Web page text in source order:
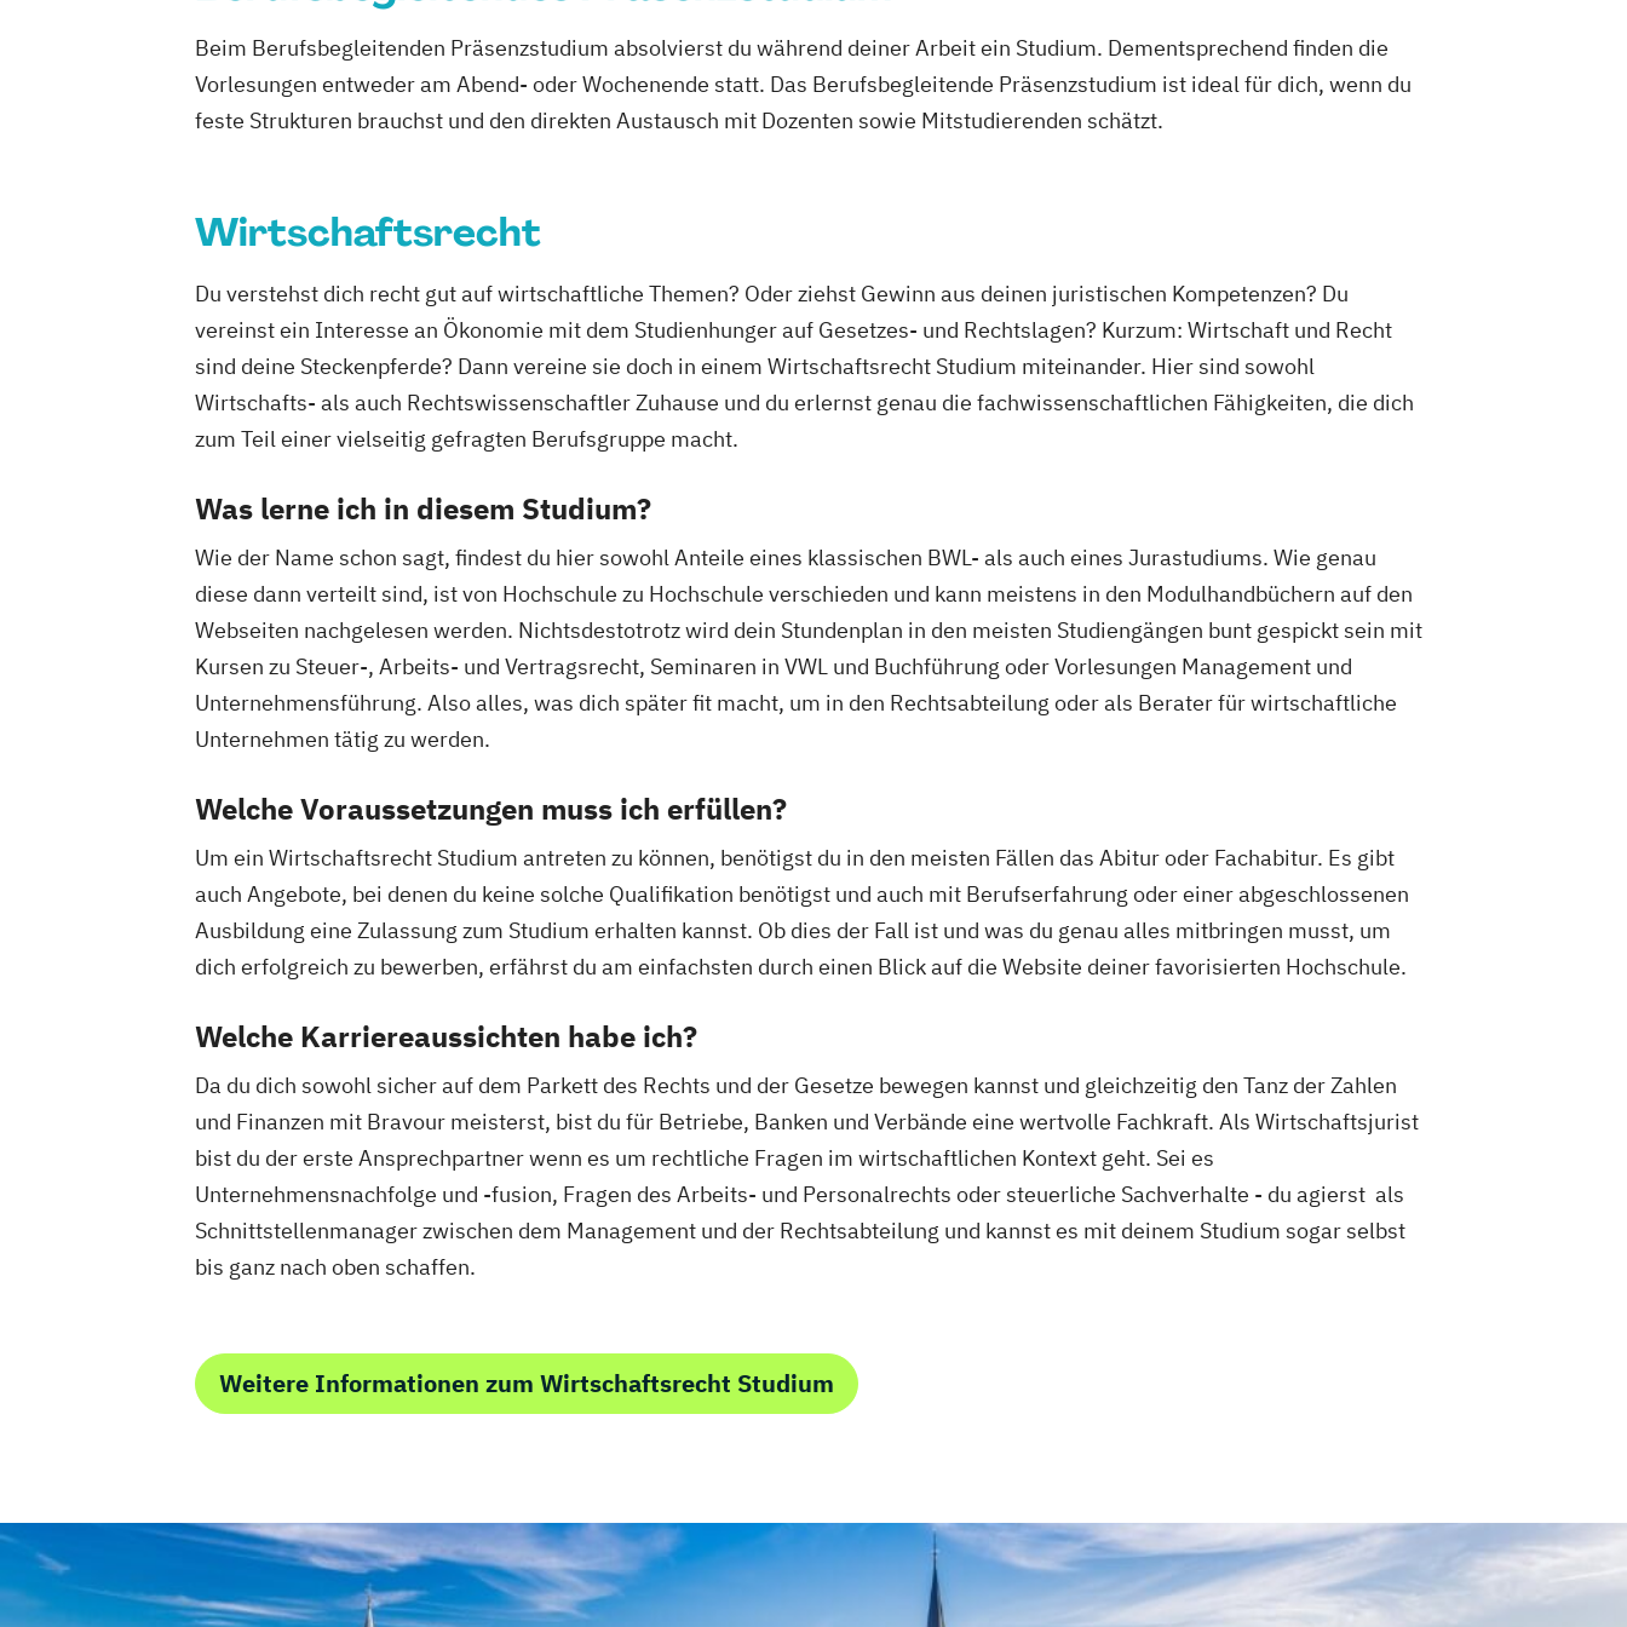
Beim Berufsbegleitenden Präsenzstudium absolvierst du während deiner Arbeit ein Studium. Dementsprechend finden die
Vorlesungen entweder am Abend- oder Wochenende statt. Das Berufsbegleitende Präsenzstudium ist ideal für dich, wenn du
feste Strukturen brauchst und den direkten Austausch mit Dozenten sowie Mitstudierenden schätzt.
Wirtschaftsrecht
Du verstehst dich recht gut auf wirtschaftliche Themen? Oder ziehst Gewinn aus deinen juristischen Kompetenzen? Du
vereinst ein Interesse an Ökonomie mit dem Studienhunger auf Gesetzes- und Rechtslagen? Kurzum: Wirtschaft und Recht
sind deine Steckenpferde? Dann vereine sie doch in einem Wirtschaftsrecht Studium miteinander. Hier sind sowohl
Wirtschafts- als auch Rechtswissenschaftler Zuhause und du erlernst genau die fachwissenschaftlichen Fähigkeiten, die dich
zum Teil einer vielseitig gefragten Berufsgruppe macht.
Was lerne ich in diesem Studium?
Wie der Name schon sagt, findest du hier sowohl Anteile eines klassischen BWL- als auch eines Jurastudiums. Wie genau
diese dann verteilt sind, ist von Hochschule zu Hochschule verschieden und kann meistens in den Modulhandbüchern auf den
Webseiten nachgelesen werden. Nichtsdestotrotz wird dein Stundenplan in den meisten Studiengängen bunt gespickt sein mit
Kursen zu Steuer-, Arbeits- und Vertragsrecht, Seminaren in VWL und Buchführung oder Vorlesungen Management und
Unternehmensführung. Also alles, was dich später fit macht, um in den Rechtsabteilung oder als Berater für wirtschaftliche
Unternehmen tätig zu werden.
Welche Voraussetzungen muss ich erfüllen?
Um ein Wirtschaftsrecht Studium antreten zu können, benötigst du in den meisten Fällen das Abitur oder Fachabitur. Es gibt
auch Angebote, bei denen du keine solche Qualifikation benötigst und auch mit Berufserfahrung oder einer abgeschlossenen
Ausbildung eine Zulassung zum Studium erhalten kannst. Ob dies der Fall ist und was du genau alles mitbringen musst, um
dich erfolgreich zu bewerben, erfährst du am einfachsten durch einen Blick auf die Website deiner favorisierten Hochschule.
Welche Karriereaussichten habe ich?
Da du dich sowohl sicher auf dem Parkett des Rechts und der Gesetze bewegen kannst und gleichzeitig den Tanz der Zahlen
und Finanzen mit Bravour meisterst, bist du für Betriebe, Banken und Verbände eine wertvolle Fachkraft. Als Wirtschaftsjurist
bist du der erste Ansprechpartner wenn es um rechtliche Fragen im wirtschaftlichen Kontext geht. Sei es
Unternehmensnachfolge und -fusion, Fragen des Arbeits- und Personalrechts oder steuerliche Sachverhalte - du agierst als
Schnittstellenmanager zwischen dem Management und der Rechtsabteilung und kannst es mit deinem Studium sogar selbst
bis ganz nach oben schaffen.
Weitere Informationen zum Wirtschaftsrecht Studium